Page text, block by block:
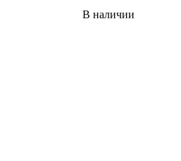
В наличии